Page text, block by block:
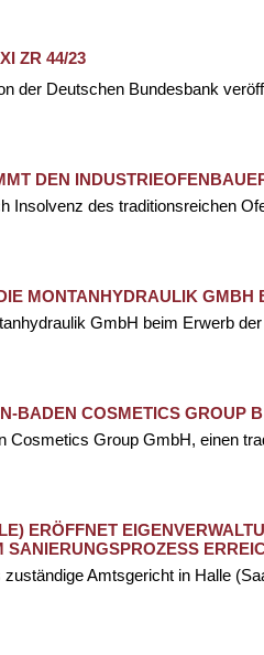
ZR 44/23
der Deutschen Bundesbank
DEN
Insolvenz des traditionsreichen
MONTANHYDRAULIK
GmbH beim Erwerb
BADEN COSMETICS GROUP
Cosmetics Group GmbH, einen
ERÖFFNET
SANIERUNGSPROZESS
zuständige Amtsgericht in Halle